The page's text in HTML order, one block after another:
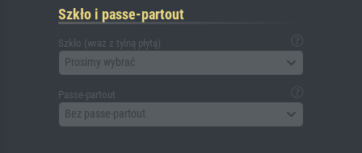
Szkło i passe-partout
Szkło (wraz z tylną płytą)
Prosimy wybrać
Passe-partout
Bez passe-partout